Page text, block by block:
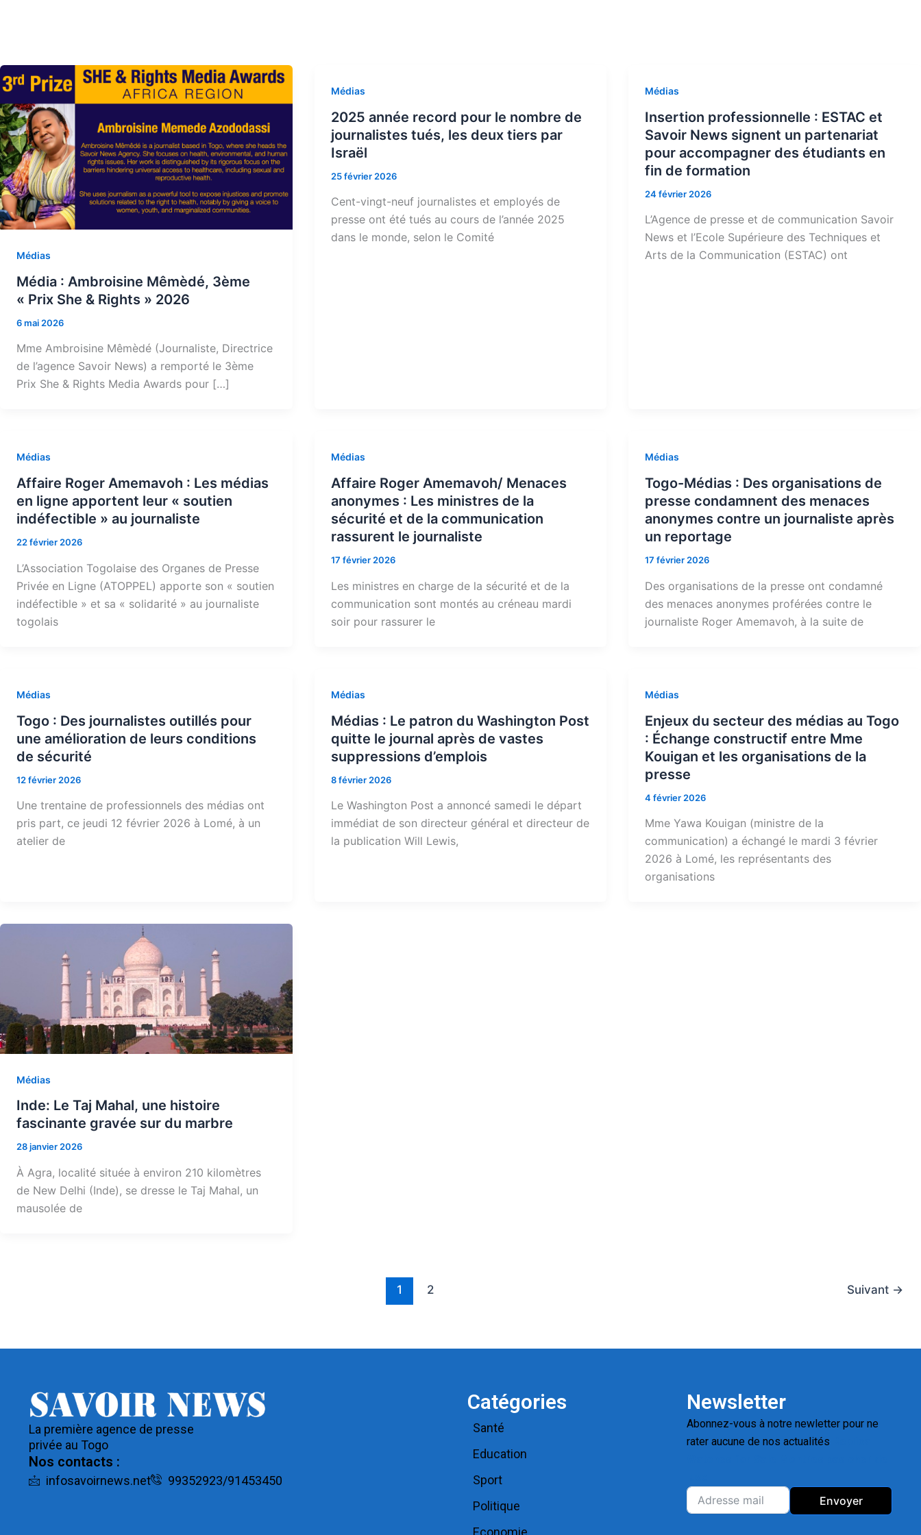
Médias
Média : Ambroisine Mêmèdé, 3ème
« Prix She & Rights » 2026
6 mai 2026
Mme Ambroisine Mêmèdé (Journaliste, Directrice
de l’agence Savoir News) a remporté le 3ème
Prix She & Rights Media Awards pour […]
Médias
2025 année record pour le nombre de
journalistes tués, les deux tiers par
Israël
25 février 2026
Cent-vingt-neuf journalistes et employés de
presse ont été tués au cours de l’année 2025
dans le monde, selon le Comité
Médias
Insertion professionnelle : ESTAC et
Savoir News signent un partenariat
pour accompagner des étudiants en
fin de formation
24 février 2026
L’Agence de presse et de communication Savoir
News et l’Ecole Supérieure des Techniques et
Arts de la Communication (ESTAC) ont
Médias
Affaire Roger Amemavoh : Les médias
en ligne apportent leur « soutien
indéfectible » au journaliste
22 février 2026
L’Association Togolaise des Organes de Presse
Privée en Ligne (ATOPPEL) apporte son « soutien
indéfectible » et sa « solidarité » au journaliste
togolais
Médias
Affaire Roger Amemavoh/ Menaces
anonymes : Les ministres de la
sécurité et de la communication
rassurent le journaliste
17 février 2026
Les ministres en charge de la sécurité et de la
communication sont montés au créneau mardi
soir pour rassurer le
Médias
Togo-Médias : Des organisations de
presse condamnent des menaces
anonymes contre un journaliste après
un reportage
17 février 2026
Des organisations de la presse ont condamné
des menaces anonymes proférées contre le
journaliste Roger Amemavoh, à la suite de
Médias
Togo : Des journalistes outillés pour
une amélioration de leurs conditions
de sécurité
12 février 2026
Une trentaine de professionnels des médias ont
pris part, ce jeudi 12 février 2026 à Lomé, à un
atelier de
Médias
Médias : Le patron du Washington Post
quitte le journal après de vastes
suppressions d’emplois
8 février 2026
Le Washington Post a annoncé samedi le départ
immédiat de son directeur général et directeur de
la publication Will Lewis,
Médias
Enjeux du secteur des médias au Togo
: Échange constructif entre Mme
Kouigan et les organisations de la
presse
4 février 2026
Mme Yawa Kouigan (ministre de la
communication) a échangé le mardi 3 février
2026 à Lomé, les représentants des
organisations
Médias
Inde: Le Taj Mahal, une histoire
fascinante gravée sur du marbre
28 janvier 2026
À Agra, localité située à environ 210 kilomètres
de New Delhi (Inde), se dresse le Taj Mahal, un
mausolée de
1 2 Suivant →
La première agence de presse
privée au Togo
Nos contacts :
infosavoirnews.net 99352923/91453450
Catégories
Santé
Education
Sport
Politique
Economie
Newsletter
Abonnez-vous à notre newletter pour ne
rater aucune de nos actualités
Envoyer